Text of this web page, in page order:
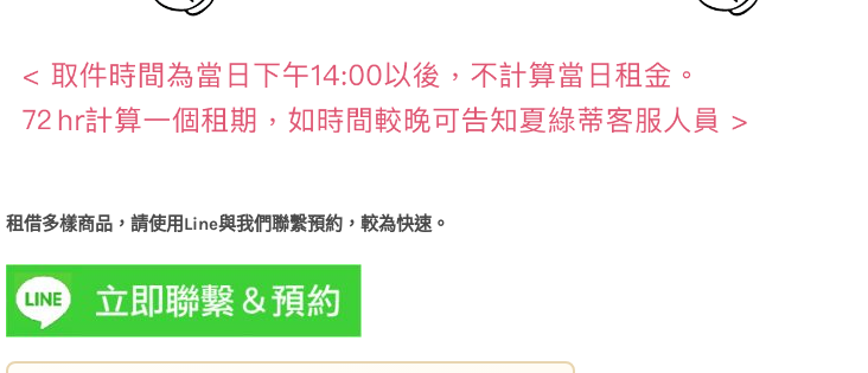
租借多樣商品，請使用Line與我們聯繫預約，較為快速。